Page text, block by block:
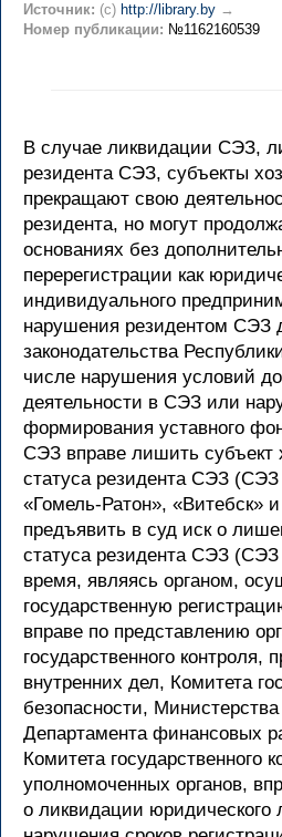
Источник: (c) http://library.by →
Номер публикации: №1162160539
В случае ликвидации СЭЗ,
резидента СЭЗ, субъекты
прекращают свою
резидента, но могут
основаниях без
перерегистрации как
индивидуального
нарушения резидентом СЭЗ
законодательства
числе нарушения условий
деятельности в СЭЗ или
формирования уставного
СЭЗ вправе лишить субъект
статуса резидента СЭЗ
«Гомель-Ратон», «Витебск»
предъявить в суд иск о
статуса резидента СЭЗ
время, являясь органом,
государственную
вправе по представлению
государственного контроля,
внутренних дел, Комитета
безопасности,
Департамента финансовых
Комитета государственного
уполномоченных органов,
о ликвидации юридического